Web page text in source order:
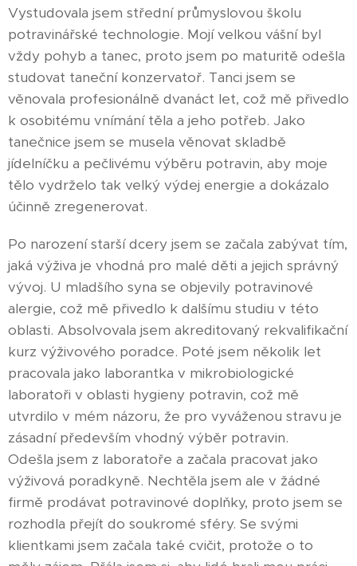
Vystudovala jsem střední průmyslovou školu
potravinářské technologie. Mojí velkou vášní byl
vždy pohyb a tanec, proto jsem po maturitě odešla
studovat taneční konzervatoř. Tanci jsem se
věnovala profesionálně dvanáct let, což mě přivedlo
k osobitému vnímání těla a jeho potřeb. Jako
tanečnice jsem se musela věnovat skladbě
jídelníčku a pečlivému výběru potravin, aby moje
tělo vydrželo tak velký výdej energie a dokázalo
účinně zregenerovat.
Po narození starší dcery jsem se začala zabývat tím,
jaká výživa je vhodná pro malé děti a jejich správný
vývoj. U mladšího syna se objevily potravinové
alergie, což mě přivedlo k dalšímu studiu v této
oblasti. Absolvovala jsem akreditovaný rekvalifikační
kurz výživového poradce. Poté jsem několik let
pracovala jako laborantka v mikrobiologické
laboratoři v oblasti hygieny potravin, což mě
utvrdilo v mém názoru, že pro vyváženou stravu je
zásadní především vhodný výběr potravin.
Odešla jsem z laboratoře a začala pracovat jako
výživová poradkyně. Nechtěla jsem ale v žádné
firmě prodávat potravinové doplňky, proto jsem se
rozhodla přejít do soukromé sféry. Se svými
klientkami jsem začala také cvičit, protože o to